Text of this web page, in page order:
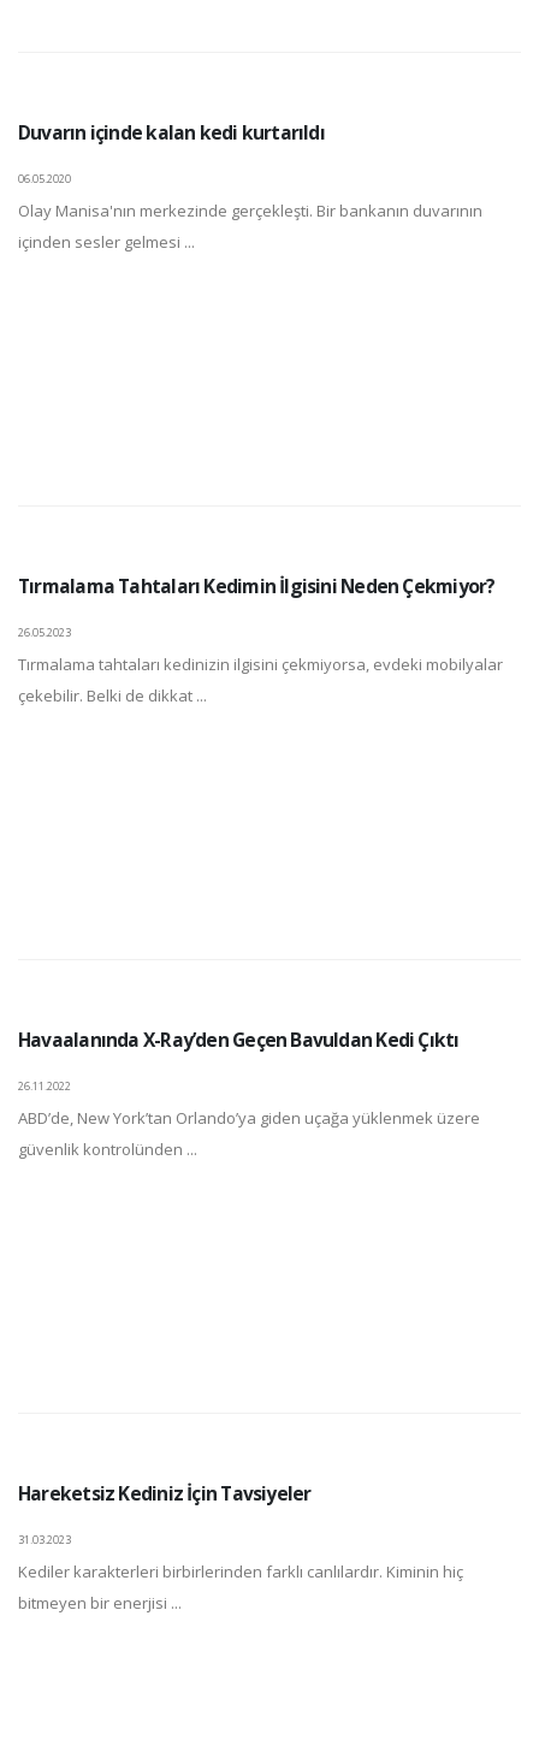
Duvarın içinde kalan kedi kurtarıldı
06.05.2020
Olay Manisa'nın merkezinde gerçekleşti. Bir bankanın duvarının
içinden sesler gelmesi ...
Tırmalama Tahtaları Kedimin İlgisini Neden Çekmiyor?
26.05.2023
Tırmalama tahtaları kedinizin ilgisini çekmiyorsa, evdeki mobilyalar
çekebilir. Belki de dikkat ...
Havaalanında X-Ray’den Geçen Bavuldan Kedi Çıktı
26.11.2022
ABD’de, New York’tan Orlando’ya giden uçağa yüklenmek üzere
güvenlik kontrolünden ...
Hareketsiz Kediniz İçin Tavsiyeler
31.03.2023
Kediler karakterleri birbirlerinden farklı canlılardır. Kiminin hiç
bitmeyen bir enerjisi ...